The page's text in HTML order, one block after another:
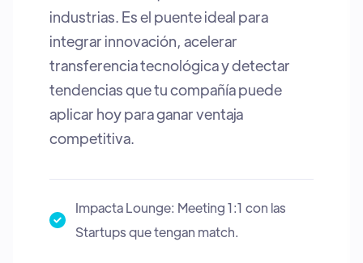
industrias. Es el puente ideal para
integrar innovación, acelerar
transferencia tecnológica y detectar
tendencias que tu compañía puede
aplicar hoy para ganar ventaja
competitiva.
Impacta Lounge: Meeting 1:1 con las
Startups que tengan match.